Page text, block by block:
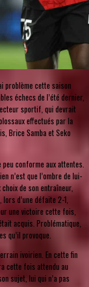
problème cette saison
échecs de l’été dernier,
sportif, qui devrait
effectués par la
Brice Samba et Seko
peu conforme aux attentes.
n’est que l’ombre de lui-
de son entraîneur,
d’une défaite 2-1,
une victoire cette fois,
acquis. Problématique,
qu’il provoque.
ivoirien. En cette fin
cette fois attendu au
sujet, lui qui n’a pas